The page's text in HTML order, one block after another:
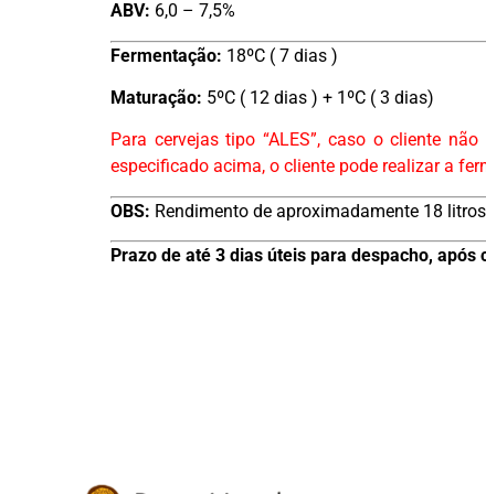
ABV: 6,0 – 7,5%
Fermentação: 18ºC ( 7 dias )
Maturação: 5ºC ( 12 dias ) + 1ºC ( 3 dias)
Para cervejas tipo “ALES”, caso o cliente
especificado acima, o cliente pode realizar a
OBS: Rendimento de aproximadamente 18
Prazo de até 3 dias úteis para despacho,